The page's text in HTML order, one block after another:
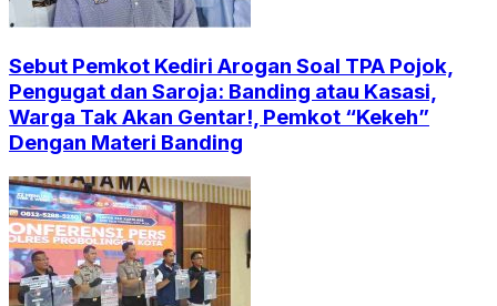
Sebut Pemkot Kediri Arogan Soal TPA Pojok,
Pengugat dan Saroja: Banding atau Kasasi,
Warga Tak Akan Gentar!, Pemkot “Kekeh”
Dengan Materi Banding